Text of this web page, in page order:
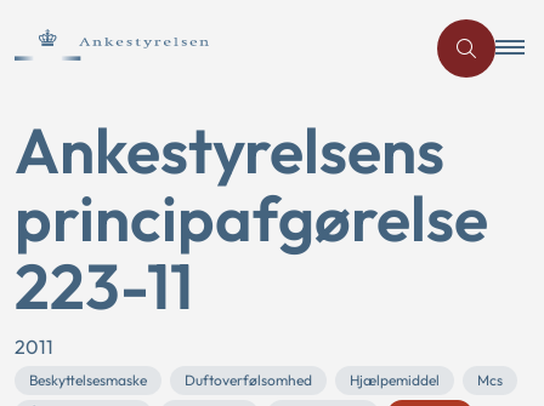
Ankestyrelsens
principafgørelse
223-11
2011
Beskyttelsesmaske Duftoverfølsomhed Hjælpemiddel
Mcs